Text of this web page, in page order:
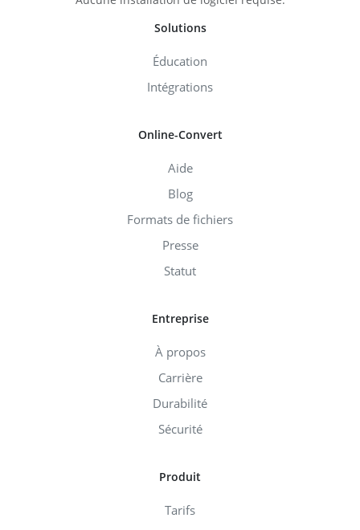
Solutions
Éducation
Intégrations
Online-Convert
Aide
Blog
Formats de fichiers
Presse
Statut
Entreprise
À propos
Carrière
Durabilité
Sécurité
Produit
Tarifs